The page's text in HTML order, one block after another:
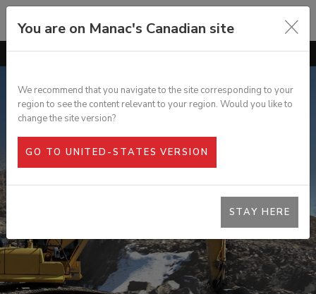
ALLER À GÉNÉRAL
OPTIONS
GALERIE PHOTOS
You are on Manac's Canadian site
We recommend that you navigate to the site corresponding to your
region to see the content relevant to your region. Would you like to
change the site version?
GO TO UNITED-STATES VERSION
STAY HERE